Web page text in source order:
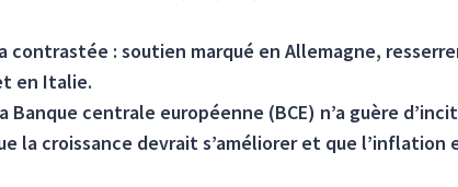
contrastée : soutien marqué en Allemagne,
en Italie.
centrale européenne (BCE) n’a guère
la croissance devrait s’améliorer et que